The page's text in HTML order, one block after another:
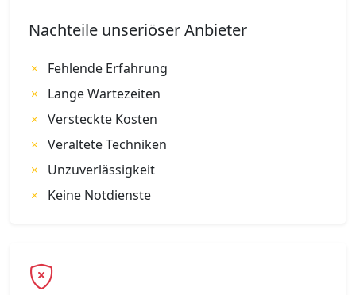
Nachteile unseriöser Anbieter
Fehlende Erfahrung
Lange Wartezeiten
Versteckte Kosten
Veraltete Techniken
Unzuverlässigkeit
Keine Notdienste